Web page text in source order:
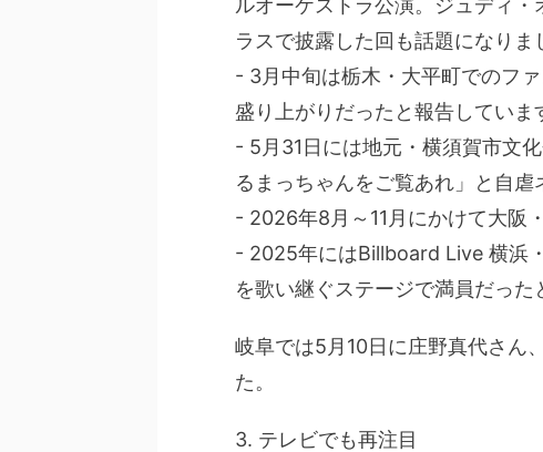
ルオーケストラ公演。ジュディ
ラスで披露した回も話題になりま
- 3月中旬は栃木・大平町でのフ
盛り上がりだったと報告していま
- 5月31日には地元・横須賀市文
るまっちゃんをご覧あれ」と自虐
- 2026年8月～11月にかけて大阪
- 2025年にはBillboard Live 横浜
を歌い継ぐステージで満員だった
岐阜では5月10日に庄野真代さん
た。
3. テレビでも再注目